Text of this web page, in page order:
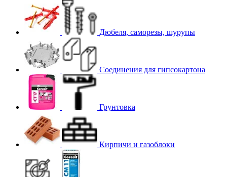
Дюбеля, саморезы, шурупы
Соединения для гипcокартона
Грунтовка
Кирпичи и газоблоки